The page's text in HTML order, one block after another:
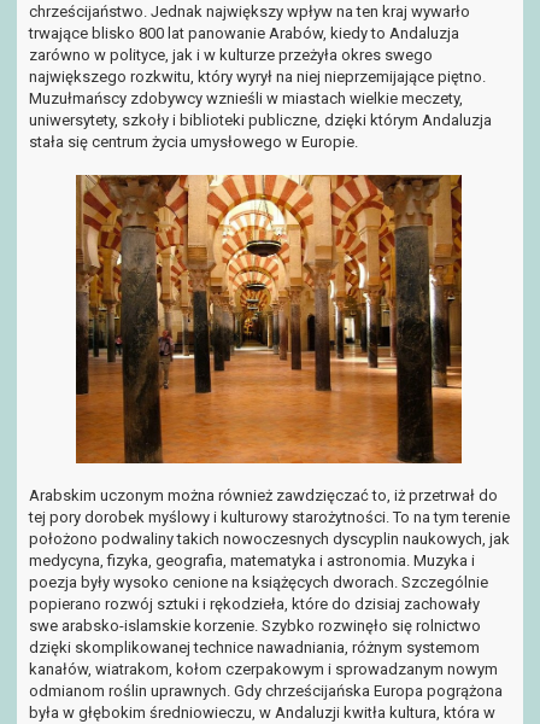
chrześcijaństwo. Jednak największy wpływ na ten kraj wywarło
trwające blisko 800 lat panowanie Arabów, kiedy to Andaluzja
zarówno w polityce, jak i w kulturze przeżyła okres swego
największego rozkwitu, który wyrył na niej nieprzemijające piętno.
Muzułmańscy zdobywcy wznieśli w miastach wielkie meczety,
uniwersytety, szkoły i biblioteki publiczne, dzięki którym Andaluzja
stała się centrum życia umysłowego w Europie.
Arabskim uczonym można również zawdzięczać to, iż przetrwał do
tej pory dorobek myślowy i kulturowy starożytności. To na tym terenie
położono podwaliny takich nowoczesnych dyscyplin naukowych, jak
medycyna, fizyka, geografia, matematyka i astronomia. Muzyka i
poezja były wysoko cenione na książęcych dworach. Szczególnie
popierano rozwój sztuki i rękodzieła, które do dzisiaj zachowały
swe arabsko-islamskie korzenie. Szybko rozwinęło się rolnictwo
dzięki skomplikowanej technice nawadniania, różnym systemom
kanałów, wiatrakom, kołom czerpakowym i sprowadzanym nowym
odmianom roślin uprawnych. Gdy chrześcijańska Europa pogrążona
była w głębokim średniowieczu, w Andaluzji kwitła kultura, która w